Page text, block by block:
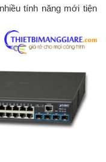
tính năng mới tiện